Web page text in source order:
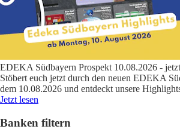
EDEKA Südbayern Prospekt 10.08.2026 -
Stöbert euch jetzt durch den neuen EDEKA
dem 10.08.2026 und entdeckt unsere
Jetzt lesen
Banken filtern